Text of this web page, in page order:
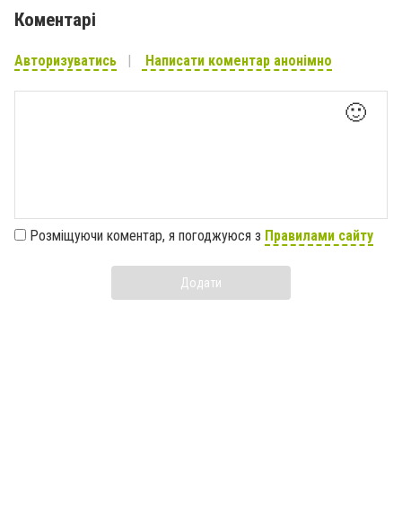
Коментарі
Авторизуватись Написати коментар анонімно
🙂
Розміщуючи коментар, я погоджуюся з Правилами сайту
Додати